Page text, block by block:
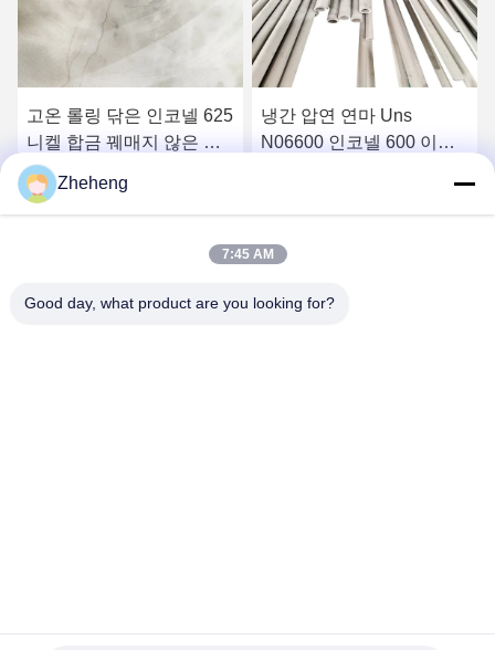
롤링 닦은 인코넬 625
합금 꿰매지 않은 파
, 엽, 판, 용접 파이프
최상의 가격을 얻으세요
냉간 압연 연마 Uns
N06600 인코넬 600 이음
최상의 가격을 얻으세요
않은
이프
최
Zheheng
7:45 AM
Good day, what product are you looking for?